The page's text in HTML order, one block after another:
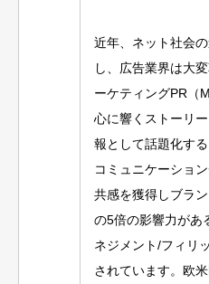
近年、ネット社会
し、広告業界は大
ーケティングPR（
心に響くストーリ
報として話題化す
コミュニケーショ
共感を獲得しブラ
の5倍の影響力があ
ネジメント/フィリ
されています。欧